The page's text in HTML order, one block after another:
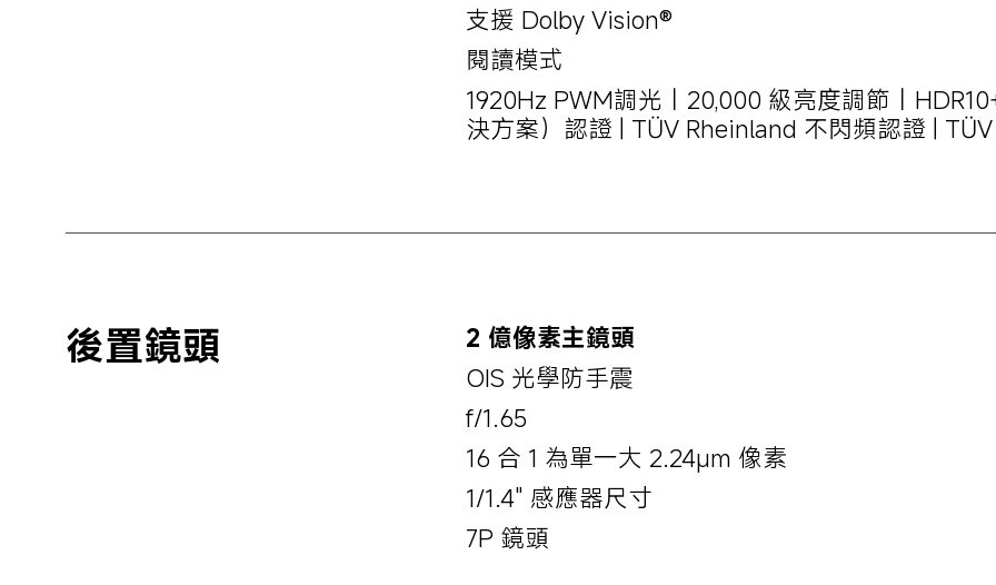
支援 Dolby Vision®
閱讀模式
1920Hz PWM調光｜20,000 級亮度調節｜
決方案）認證 | TÜV Rheinland 不閃頻認證 |
後置鏡頭
2 億像素主鏡頭
OIS 光學防手震
f/1.65
16 合 1 為單一大 2.24μm 像素
1/1.4" 感應器尺寸
7P 鏡頭